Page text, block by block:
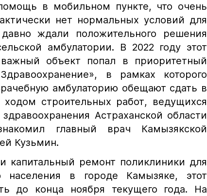
в мобильном пункте, что очень
нет нормальных условий для
ждали положительного решения
амбулатории. В 2022 году этот
объект попал в приоритетный
в рамках которого
амбулаторию обещают сдать в
строительных работ, ведущихся
Астраханской области
главный врач Камызякской
Кузьмин.
капитальный ремонт поликлиники для
населения в городе Камызяке, этот
до конца ноября текущего года. На